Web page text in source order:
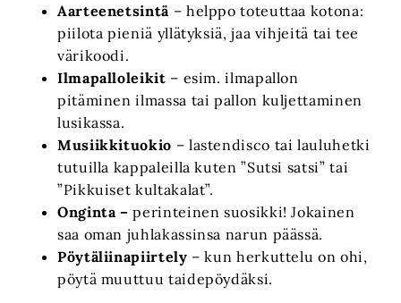
Aarteenetsintä – helppo toteuttaa kotona:
piilota pieniä yllätyksiä, jaa vihjeitä tai tee
värikoodi.
Ilmapalloleikit – esim. ilmapallon
pitäminen ilmassa tai pallon kuljettaminen
lusikassa.
Musiikkituokio – lastendisco tai lauluhetki
tutuilla kappaleilla kuten ”Sutsi satsi” tai
”Pikkuiset kultakalat”.
Onginta –perinteinen suosikki! Jokainen
saa oman juhlakassinsa narun päässä.
Pöytäliinapiirtely – kun herkuttelu on ohi,
pöytä muuttuu taidepöydäksi.